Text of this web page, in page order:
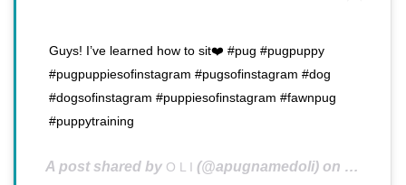
Guys! I’ve learned how to sit❤️ #pug #pugpuppy
#pugpuppiesofinstagram #pugsofinstagram #dog
#dogsofinstagram #puppiesofinstagram #fawnpug
#puppytraining
A post shared by O L I (@apugnamedoli) on Aug 20,